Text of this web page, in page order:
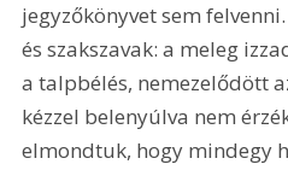
jegyzőkönyvet sem
és szakszavak: a meleg
a talpbélés, nemezelődött
kézzel belenyúlva nem
elmondtuk, hogy mindegy